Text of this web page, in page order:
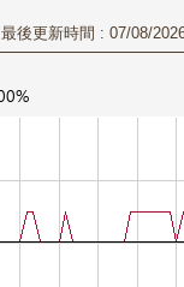
最後更新時間 : 07/08/